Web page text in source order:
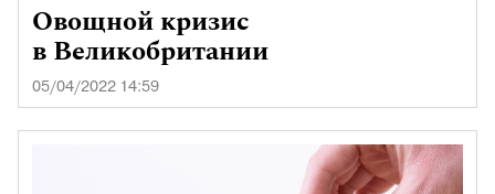
Овощной кризис
в Великобритании
05/04/2022 14:59